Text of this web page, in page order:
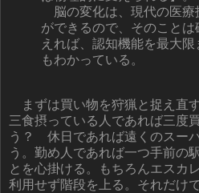
脳の変化は、現代の医療
ができるので、そのこと
えれば、認知機能を最大限
もわかっている。
まずは買い物を狩猟と捉え直
三食摂っている人であれば三度
う？ 休日であれば遠くのスー
う。勤め人であれば一つ手前の
とを心掛ける。もちろんエスカ
利用せず階段を上る。それだけ